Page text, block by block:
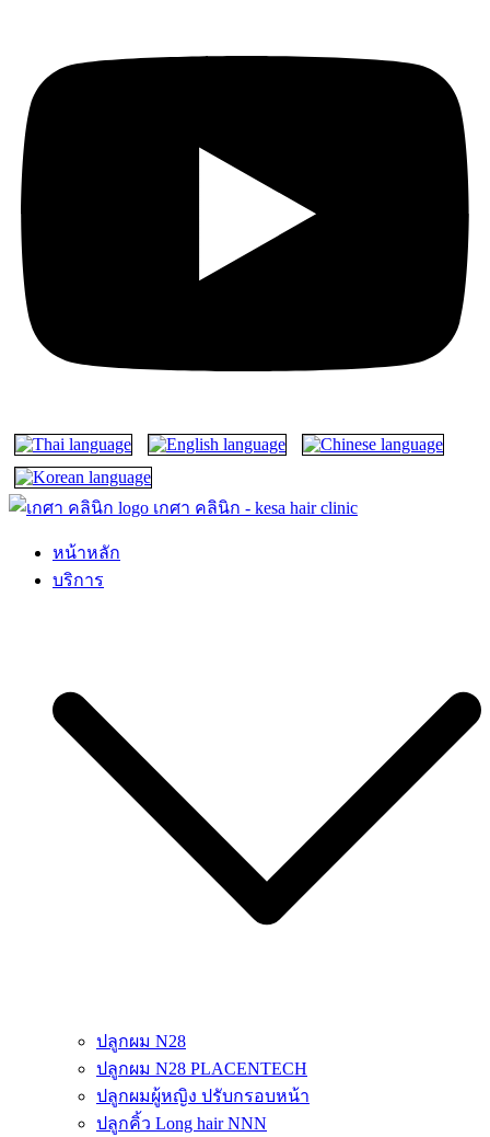
เกศา คลินิก – kesa hair clinic
kesa hair ปลูกผม ปลูกคิ้ว รักษาผมร่วง ผมบาง
หน้าหลัก
บริการ
ปลูกผม N28
ปลูกผม N28 PLACENTECH
ปลูกผมผู้หญิง ปรับกรอบหน้า
ปลูกคิ้ว Long hair NNN